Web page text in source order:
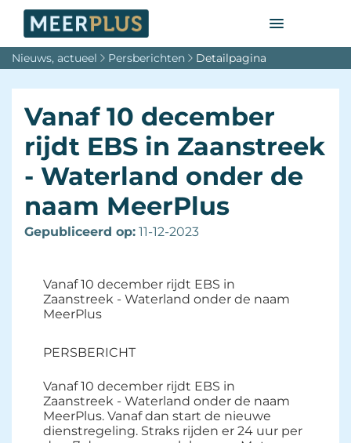
Nieuws, actueel Persberichten Detailpagina
Vanaf 10 december
rijdt EBS in Zaanstreek
- Waterland onder de
naam MeerPlus
Gepubliceerd op: 11-12-2023
Vanaf 10 december rijdt EBS in
Zaanstreek - Waterland onder de naam
MeerPlus
PERSBERICHT
Vanaf 10 december rijdt EBS in
Zaanstreek - Waterland onder de naam
MeerPlus. Vanaf dan start de nieuwe
dienstregeling. Straks rijden er 24 uur per